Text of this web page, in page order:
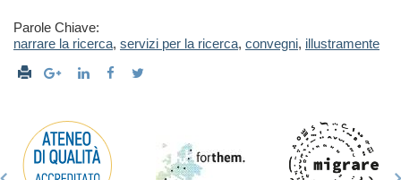
Parole Chiave:
narrare la ricerca, servizi per la ricerca, convegni, illustramente